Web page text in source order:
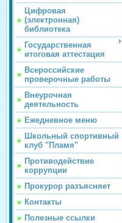
Цифровая
(электронная)
библиотека
Государственная
итоговая аттестация
Всероссийские
проверочные работы
Внеурочная
деятельность
Ежедневное меню
Школьный спортивный
клуб "Пламя"
Противодействие
коррупции
Прокурор разъясняет
Контакты
Полезные ссылки